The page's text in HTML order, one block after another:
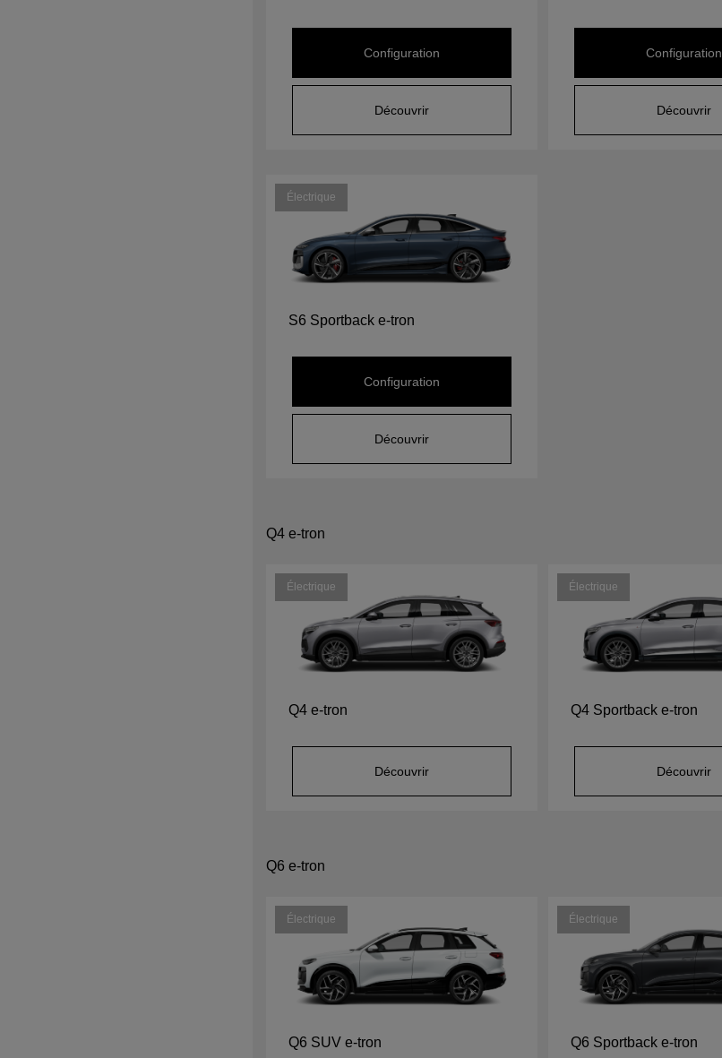
Configuration
Découvrir
Configuration
Découvrir
Électrique
S6 Sportback e-tron
Configuration
Découvrir
Q4 e-tron
Électrique
Q4 e-tron
Découvrir
Électrique
Q4 Sportback e-tron
Découvrir
Q6 e-tron
Électrique
Q6 SUV e-tron
Électrique
Q6 Sportback e-tron